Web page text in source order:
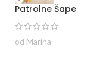
Patrolne Šape
od Marina